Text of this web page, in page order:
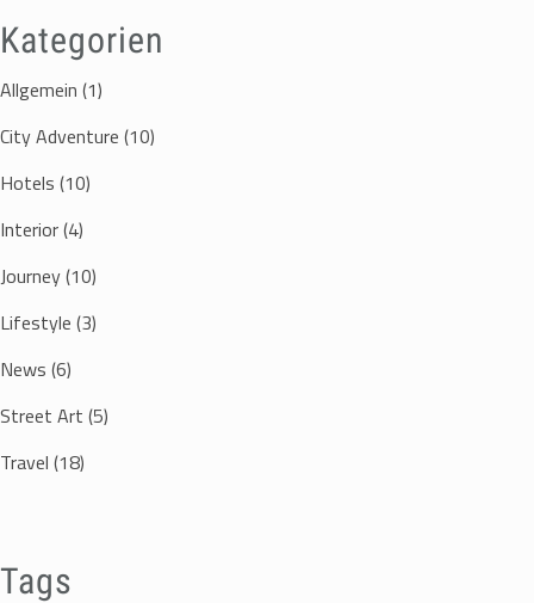
Kategorien
Allgemein (1)
City Adventure (10)
Hotels (10)
Interior(4)
Journey(10)
Lifestyle (3)
News (6)
Street Art (5)
Travel (18)
Tags